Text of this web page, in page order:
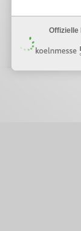
Offizielle